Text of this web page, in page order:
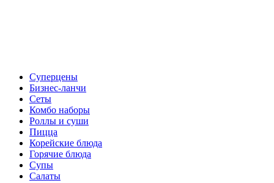
Суперцены
Бизнес-ланчи
Сеты
Комбо наборы
Роллы и суши
Пицца
Корейские блюда
Горячие блюда
Супы
Салаты